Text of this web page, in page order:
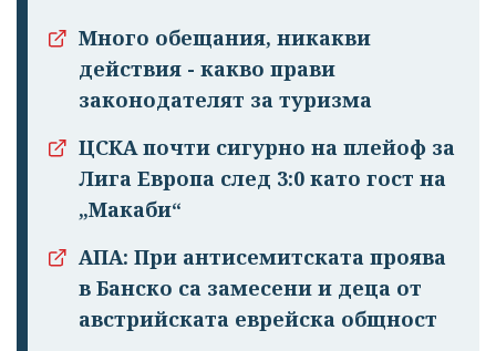
Много обещания, никакви
действия - какво прави
законодателят за туризма
ЦСКА почти сигурно на плейоф за
Лига Европа след 3:0 като гост на
„Макаби“
АПА: При антисемитската проява
в Банско са замесени и деца от
австрийската еврейска общност